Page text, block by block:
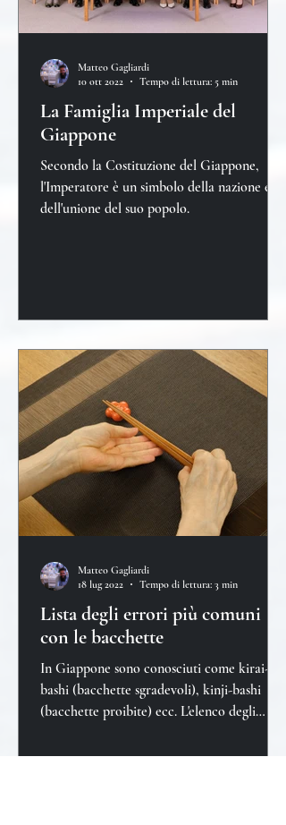
La Famiglia Imperiale del
Giappone
Secondo la Costituzione del Giappone,
l'Imperatore è un simbolo della nazione e
dell'unione del suo popolo.
Matteo Gagliardi
10 ott 2022
Tempo di lettura: 5 min
Lista degli errori più comuni
con le bacchette
In Giappone sono conosciuti come kirai-
bashi (bacchette sgradevoli), kinji-bashi
(bacchette proibite) ecc. L'elenco degli
Matteo Gagliardi
18 lug 2022
Tempo di lettura: 3 min